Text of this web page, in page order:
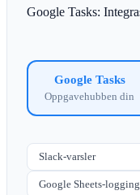
Google Tasks:
Google Tasks
Oppgavehubben din
Slack-varsler
Google Sheets-logging